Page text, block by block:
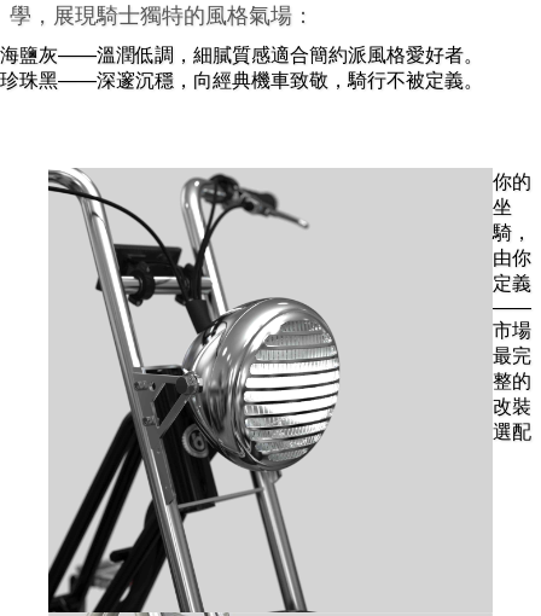
學，展現騎士獨特的風格氣場：
海鹽灰——溫潤低調，細膩質感適合簡約派風格愛好者。
珍珠黑——深邃沉穩，向經典機車致敬，騎行不被定義。
你的
坐
騎，
由你
定義
——
市場
最完
整的
改裝
選配